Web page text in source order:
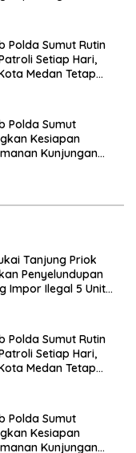
Bekas Asal
Polda Sumut Rutin
Setiap Hari,
Medan Tetap
Polda Sumut
Kesiapan
Kunjungan
Tanjung Priok
Penyelundupan
Impor Ilegal 5 Unit
Bekas Asal
Polda Sumut Rutin
Setiap Hari,
Medan Tetap
Polda Sumut
Kesiapan
Kunjungan